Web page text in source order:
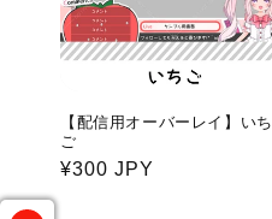
【配信用オーバーレイ】いち
ご
通
¥300 JPY